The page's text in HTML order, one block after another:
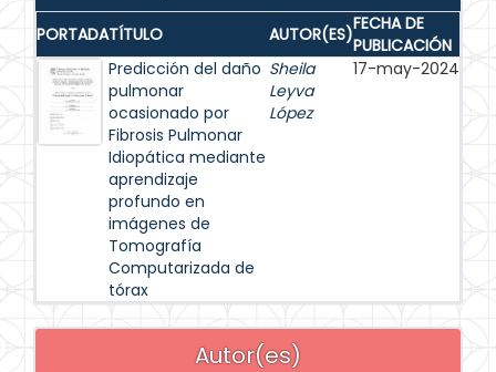
PORTADATÍTULO AUTOR(ES)FECHA DE
PUBLICACIÓN
Predicción del daño
pulmonar
ocasionado por
Fibrosis Pulmonar
Idiopática mediante
aprendizaje
profundo en
imágenes de
Tomografía
Computarizada de
tórax
Sheila
Leyva
López
17-may-2024
Autor(es)